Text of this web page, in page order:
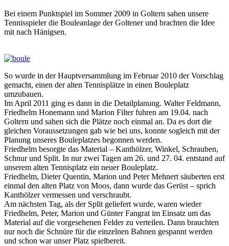
Bei einem Punktspiel im Sommer 2009 in Goltern sahen unsere
Tennisspieler die Bouleanlage der Goltener und brachten die Idee
mit nach Hänigsen.
So wurde in der Hauptversammlung im Februar 2010 der Vorschlag
gemacht, einen der alten Tennisplätze in einen Bouleplatz
umzubauen.
Im April 2011 ging es dann in die Detailplanung. Walter Feldmann,
Friedhelm Honemann und Marion Filter fuhren am 19.04. nach
Goltern und sahen sich die Plätze noch einmal an. Da es dort die
gleichen Voraussetzungen gab wie bei uns, konnte sogleich mit der
Planung unseres Bouleplatzes begonnen werden.
Friedhelm besorgte das Material – Kanthölzer, Winkel, Schrauben,
Schnur und Split. In nur zwei Tagen am 26. und 27. 04. entstand auf
unserem alten Tennisplatz ein neuer Bouleplatz.
Friedhelm, Dieter Quentin, Marion und Peter Mehnert säuberten erst
einmal den alten Platz von Moos, dann wurde das Gerüst – sprich
Kanthölzer vermessen und verschraubt.
Am nächsten Tag, als der Split geliefert wurde, waren wieder
Friedhelm, Peter, Marion und Günter Fangrat im Einsatz um das
Material auf die vorgesehenen Felder zu verteilen. Dann brauchten
nur noch die Schnüre für die einzelnen Bahnen gespannt werden
und schon war unser Platz spielbereit.